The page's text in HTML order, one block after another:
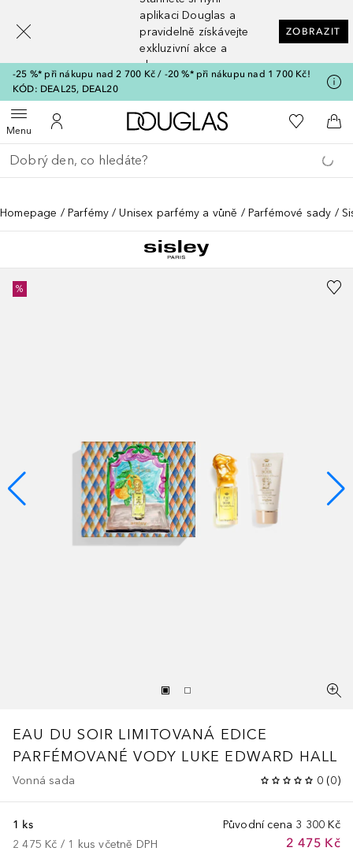
aplikaci Douglas a
pravidelně získávejte
exkluzivní akce a
slevy
ZOBRAZIT
-25 %* při nákupu nad 2 700 Kč / -20 %* při nákupu nad 1 700 Kč!
KÓD: DEAL25, DEAL20
MenuOtevřít menuK mému účtu
Domů K mému
Do
Vraťte se
Proveďte vyhledávání
Homepage Parfémy Unisex parfémy a vůně Parfémové sady
%
EAU DU SOIR LIMITOVANÁ EDICE
PARFÉMOVANÉ VODY LUKE EDWARD HALL
Vonná sada 0 (0)
Původní cena 3 300 Kč
2 475 Kč
1 ks
2 475 Kč / 1 kus včetně DPH
[navigation.slideout.screenreader]